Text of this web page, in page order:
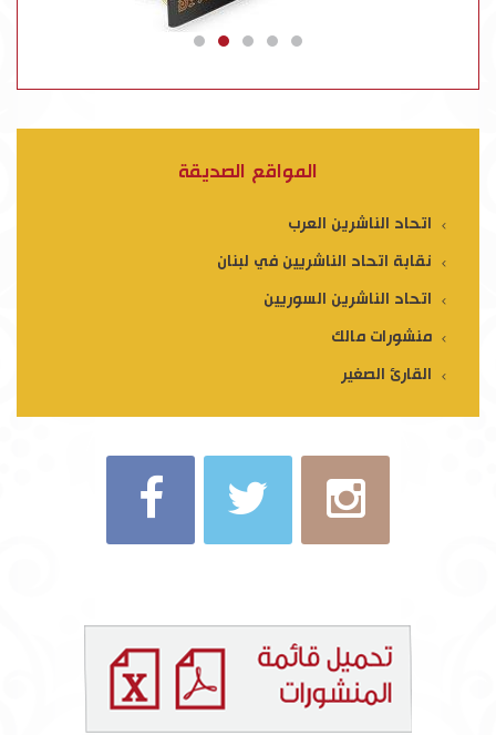
المواقع الصديقة
اتحاد الناشرين العرب
نقابة اتحاد الناشريين في لبنان
اتحاد الناشرين السوريين
منشورات مالك
القارئ الصغير